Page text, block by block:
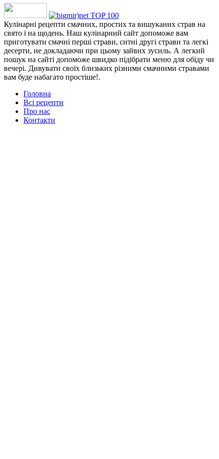
Кулінарні рецепти смачних, простих та вишуканих страв на
свято і на щодень. Наш кулінарний сайт допоможе вам
приготувати смачні перші страви, ситні другі страви та легкі
десерти, не докладаючи при цьому зайвих зусиль. А легкий
пошук на сайті допоможе швидко підібрати меню для обіду чи
вечері. Дивувати своїх близьких різними смачними стравами
вам буде набагато простіше!.
Головна
Всі рецепти
Про нас
Контакти